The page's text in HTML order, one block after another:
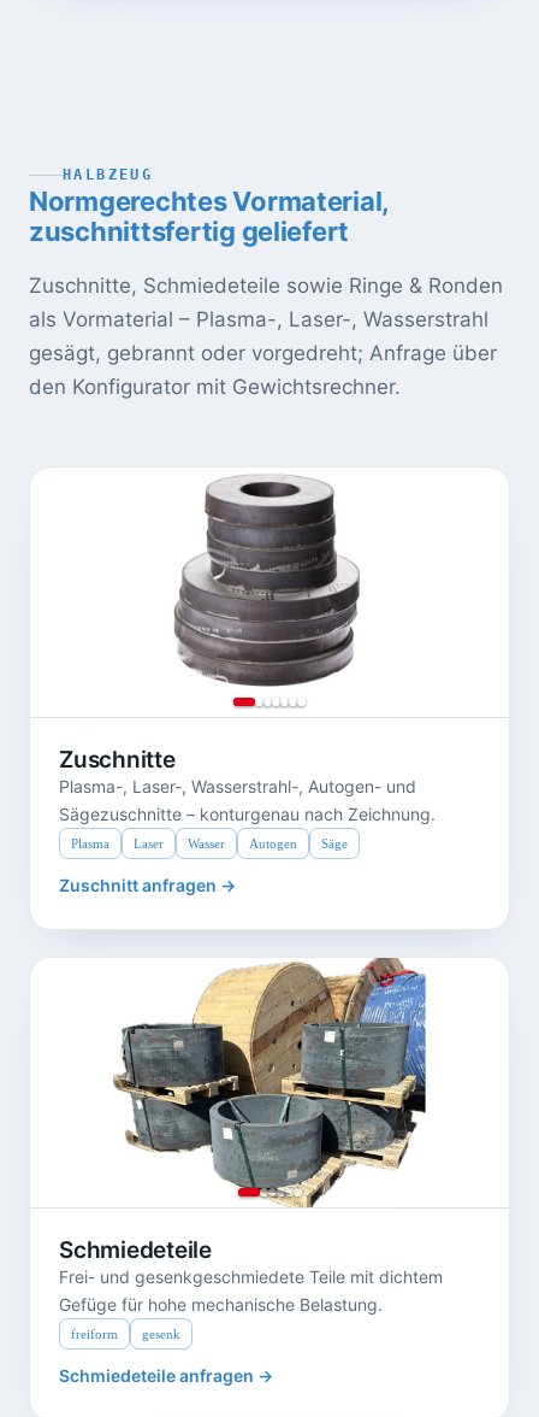
HALBZEUG
Normgerechtes Vormaterial,
zuschnittsfertig geliefert
Zuschnitte, Schmiedeteile sowie Ringe & Ronden
als Vormaterial – Plasma-, Laser-, Wasserstrahl
gesägt, gebrannt oder vorgedreht; Anfrage über
den Konfigurator mit Gewichtsrechner.
Zuschnitte
Plasma-, Laser-, Wasserstrahl-, Autogen- und
Sägezuschnitte – konturgenau nach Zeichnung.
Plasma Laser Wasser Autogen Säge
Zuschnitt anfragen →
Schmiedeteile
Frei- und gesenkgeschmiedete Teile mit dichtem
Gefüge für hohe mechanische Belastung.
freiform gesenk
Schmiedeteile anfragen →